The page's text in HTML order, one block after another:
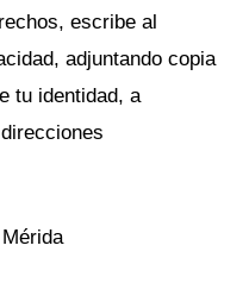
escribe al
adjuntando copia
tu identidad, a